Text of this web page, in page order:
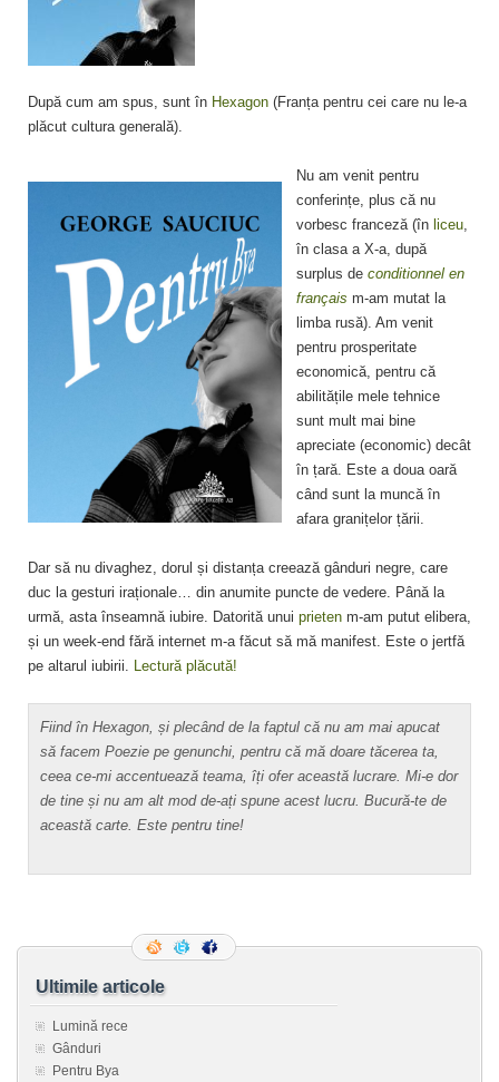
După cum am spus, sunt în Hexagon (Franța pentru cei care nu le-a
plăcut cultura generală).
Nu am venit pentru
conferințe, plus că nu
vorbesc franceză (în liceu
în clasa a X-a, după
surplus de conditionnel en
français m-am mutat la
limba rusă). Am venit
pentru prosperitate
economică, pentru că
abilitățile mele tehnice
sunt mult mai bine
apreciate (economic) decât
în țară. Este a doua oară
când sunt la muncă în
afara granițelor țării.
Dar să nu divaghez, dorul și distanța creează gânduri negre, care
duc la gesturi iraționale… din anumite puncte de vedere. Până la
urmă, asta înseamnă iubire. Datorită unui prieten m-am putut elibera,
și un week-end fără internet m-a făcut să mă manifest. Este o jertfă
pe altarul iubirii. Lectură plăcută!
Fiind în Hexagon, și plecând de la faptul că nu am mai apucat
să facem Poezie pe genunchi, pentru că mă doare tăcerea ta,
ceea ce-mi accentuează teama, îți ofer această lucrare. Mi-e dor
de tine și nu am alt mod de-ați spune acest lucru. Bucură-te de
această carte. Este pentru tine!
Ultimile articole
Lumină rece
Gânduri
Pentru Bya